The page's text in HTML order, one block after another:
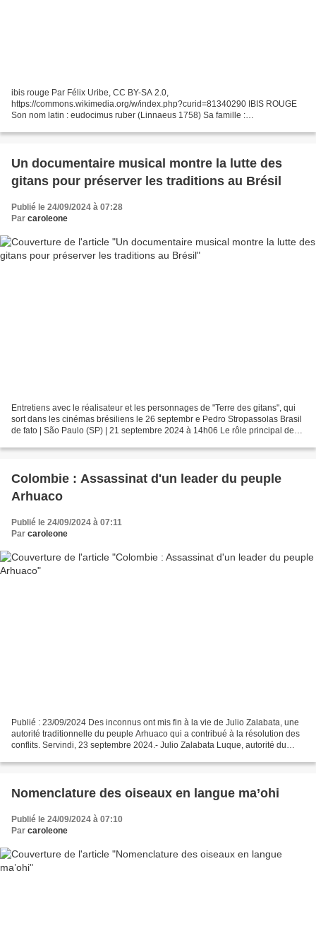
ibis rouge Par Félix Uribe, CC BY-SA 2.0,
https://commons.wikimedia.org/w/index.php?curid=81340290 IBIS ROUGE
Son nom latin : eudocimus ruber (Linnaeus 1758) Sa famille :
en Guyane...
Un documentaire musical montre la lutte des
gitans pour préserver les traditions au Brésil
Publié le 24/09/2024 à 07:28
Par caroleone
Entretiens avec le réalisateur et les personnages de "Terre des gitans", qui
sort dans les cinémas brésiliens le 26 septembr e Pedro Stropassolas Brasil
de fato | São Paulo (SP) | 21 septembre 2024 à 14h06 Le rôle principal des
Colombie : Assassinat d'un leader du peuple
Arhuaco
Publié le 24/09/2024 à 07:11
Par caroleone
Publié : 23/09/2024 Des inconnus ont mis fin à la vie de Julio Zalabata, une
autorité traditionnelle du peuple Arhuaco qui a contribué à la résolution des
conflits. Servindi, 23 septembre 2024.- Julio Zalabata Luque, autorité du
Nomenclature des oiseaux en langue ma’ohi
Publié le 24/09/2024 à 07:10
Par caroleone